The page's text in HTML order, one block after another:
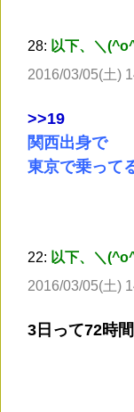
28: 以下、＼
2016/03/05(土)
>>19
関西出身で
東京で乗って
22: 以下、＼
2016/03/05(土)
3日って72時